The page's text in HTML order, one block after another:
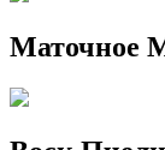
Маточное